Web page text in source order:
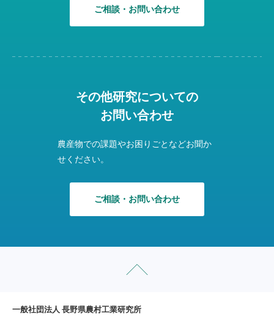
ご相談・お問い合わせ
その他研究についての
お問い合わせ
農産物での課題やお困りごとなどお聞か
せください。
ご相談・お問い合わせ
一般社団法人 長野県農村工業研究所